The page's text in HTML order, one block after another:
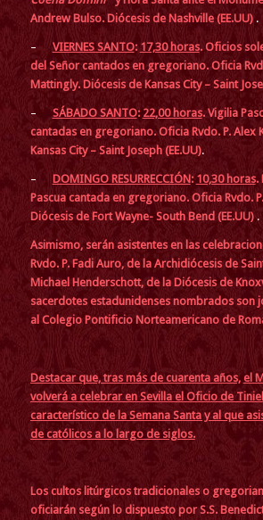
Andrew Bulso. Diócesis de Nashville (EE.UU).
–VIERNES SANTO: 17,30 horas. Oficios
del Señor cantados en gregoriano. Oficia
Mattingly. Diócesis de Kansas City – Saint
– SÁBADO SANTO: 22,00 horas. Vigilia
cantadas en gregoriano. Oficia Rvdo. P. Alex
Kansas City – Saint Joseph (EE.UU).
– DOMINGO RESURRECCIÓN: 10,30 horas.
Pascua cantada en gregoriano. Oficia Rvdo.
Diócesis de Fort Wayne- South Bend (EE.UU).
Asimismo, serán asistentes en las
Rvdo. P. Fadi Auro, de la Archidiócesis de
Michael Henderschott, de la Diócesis de
sacerdotes estadunidenses nombrados son
al Colegio Pontificio Norteamericano de
Destacar que, tras más de cuarenta años, el
volverá a celebrar en Sevilla el Oficio de
característico de la Semana Santa y al que
de católicos a lo largo de siglos.
Los cultos litúrgicos tradicionales o
oficiarán según lo dispuesto por S.S.